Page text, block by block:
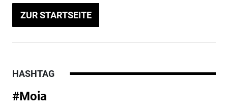
ZUR STARTSEITE
HASHTAG
#Moia